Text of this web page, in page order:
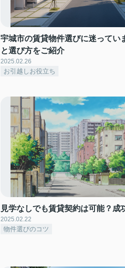
宇城市の賃貸物件選びに迷ってい
と選び方をご紹介
2025.02.26
お引越しお役立ち
見学なしでも賃貸契約は可能？成
2025.02.22
物件選びのコツ